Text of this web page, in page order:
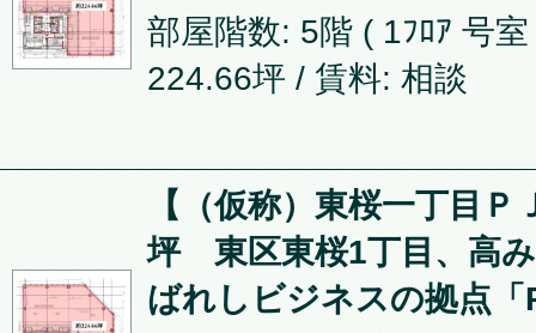
部屋階数: 5階 ( 1ﾌﾛｱ 号
224.66坪 / 賃料: 相談
【（仮称）東桜一丁目
坪 東区東桜1丁目、高
ばれしビジネスの拠点「